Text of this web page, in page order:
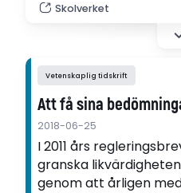
31 augusti.
Skolverket
Vetenskaplig tidskrift
Att få sina
2018-06-25
I 2011 års
granska
genom att årligen